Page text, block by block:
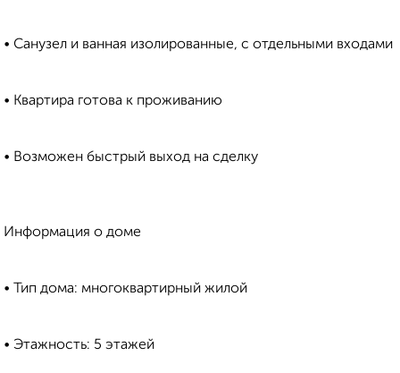
• Санузел и ванная изолированные, с отдельными входами
• Квартира готова к проживанию
• Возможен быстрый выход на сделку
Информация о доме
• Тип дома: многоквартирный жилой
• Этажность: 5 этажей